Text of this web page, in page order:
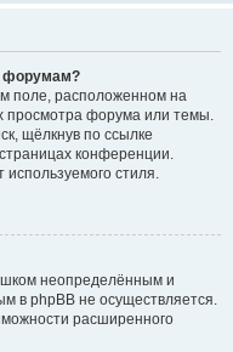
форумам?
поле, расположенном на
просмотра форума или темы.
щёлкнув по ссылке
конференции.
используемого стиля.
неопределённым и
в phpBB не осуществляется.
расширенного